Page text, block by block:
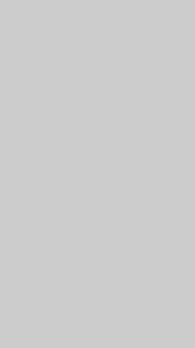
und Kolleg:innen
zu Implantologie, Zahnersatz,
und angenehmen